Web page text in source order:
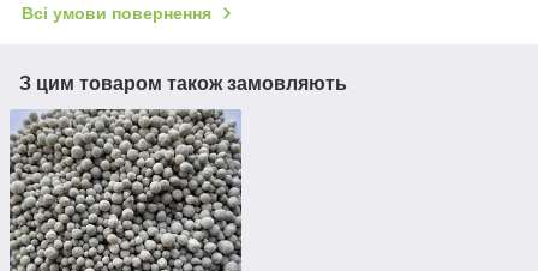
Всі умови повернення
З цим товаром також замовляють